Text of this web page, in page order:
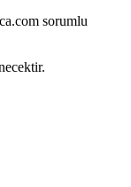
sorumlu